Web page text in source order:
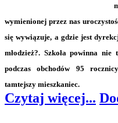
wymienionej przez nas
się wywiązuje, a gdzie jest
młodzież?. Szkoła powinna
podczas obchodów 95
tamtejszy mieszkaniec.
Czytaj więcej...